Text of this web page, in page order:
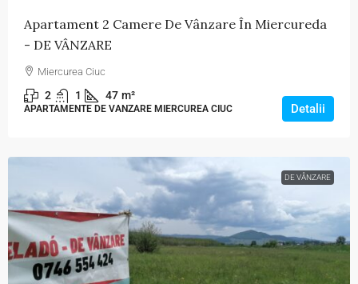
Apartament 2 Camere De Vânzare În Miercureda
- DE VÂNZARE
Miercurea Ciuc
2 1 47 m²
APARTAMENTE DE VANZARE MIERCUREA CIUC Detalii
DE VÂNZARE